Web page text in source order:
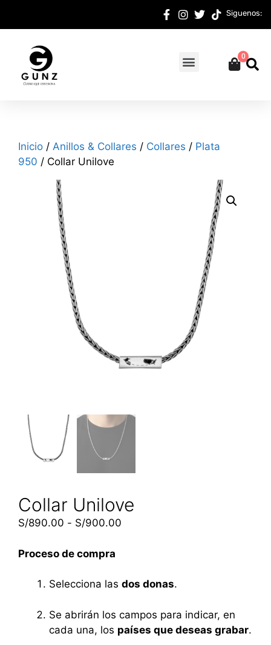
Siguenos:
0
Inicio / Anillos & Collares / Collares / Plata
950 / Collar Unilove
Collar Unilove
S/890.00 - S/900.00
Proceso de compra
Selecciona las dos donas.
Se abrirán los campos para indicar, en
cada una, los países que deseas grabar.